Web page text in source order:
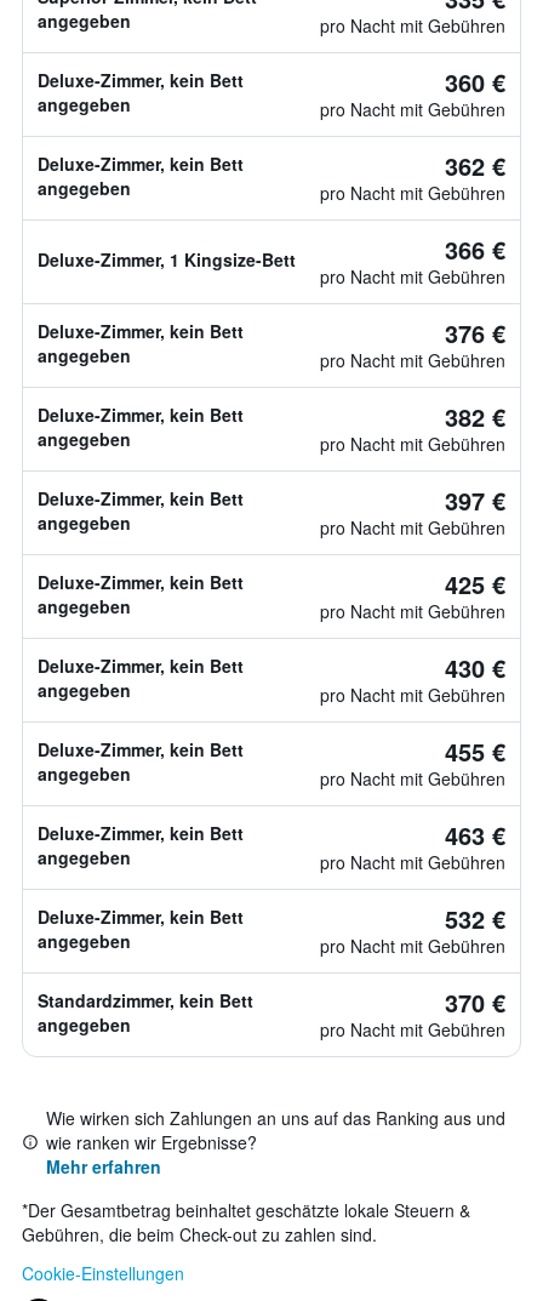
angegeben
pro Nacht mit Gebühren
Deluxe-Zimmer, kein Bett
angegeben
360 €
pro Nacht mit Gebühren
Deluxe-Zimmer, kein Bett
angegeben
362 €
pro Nacht mit Gebühren
Deluxe-Zimmer, 1 Kingsize-Bett 366 €
pro Nacht mit Gebühren
Deluxe-Zimmer, kein Bett
angegeben
376 €
pro Nacht mit Gebühren
Deluxe-Zimmer, kein Bett
angegeben
382 €
pro Nacht mit Gebühren
Deluxe-Zimmer, kein Bett
angegeben
397 €
pro Nacht mit Gebühren
Deluxe-Zimmer, kein Bett
angegeben
425 €
pro Nacht mit Gebühren
Deluxe-Zimmer, kein Bett
angegeben
430 €
pro Nacht mit Gebühren
Deluxe-Zimmer, kein Bett
angegeben
455 €
pro Nacht mit Gebühren
Deluxe-Zimmer, kein Bett
angegeben
463 €
pro Nacht mit Gebühren
Deluxe-Zimmer, kein Bett
angegeben
532 €
pro Nacht mit Gebühren
Standardzimmer, kein Bett
angegeben
370 €
pro Nacht mit Gebühren
Wie wirken sich Zahlungen an uns auf das Ranking aus und
wie ranken wir Ergebnisse?
Mehr erfahren
*Der Gesamtbetrag beinhaltet geschätzte lokale Steuern &
Gebühren, die beim Check-out zu zahlen sind.
Cookie-Einstellungen